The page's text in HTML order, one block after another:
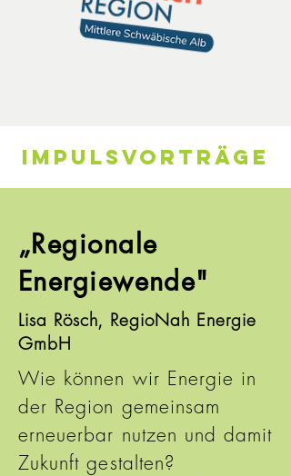
ImpulsVorträge
„Regionale
Energiewende"
Lisa Rösch, RegioNah Energie
GmbH
Wie können wir Energie in
der Region gemeinsam
erneuerbar nutzen und damit
Zukunft gestalten?